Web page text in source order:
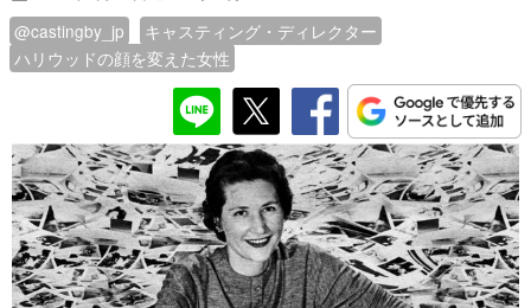
@castingby_jp
キャスティング・ディレクター
ハリウッドの顔を変えた女性